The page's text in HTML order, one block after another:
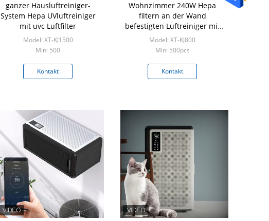
ganzer Hausluftreiniger-
System Hepa UVluftreiniger
mit uvc Luftfilter
Model: XT-KJ1500
Min: 500
Kontakt
Wohnzimmer 240W Hepa
filtern an der Wand
befestigten Luftreiniger mit
Befeuchtung
Model: XT-KJ800
Min: 500pcs
Kontakt